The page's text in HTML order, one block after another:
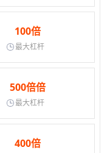
100倍
最大杠杆
500倍倍
最大杠杆
400倍